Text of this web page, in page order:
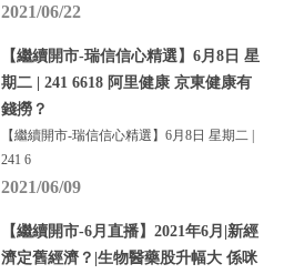
2021/06/22
【繼續開市-瑞信信心精選】6月8日 星
期二 | 241 6618 阿里健康 京東健康有
錢撈？
【繼續開市-瑞信信心精選】6月8日 星期二 |
241 6
2021/06/09
【繼續開市-6月直播】2021年6月|新經
濟定舊經濟？|生物醫藥股升幅大 係咪